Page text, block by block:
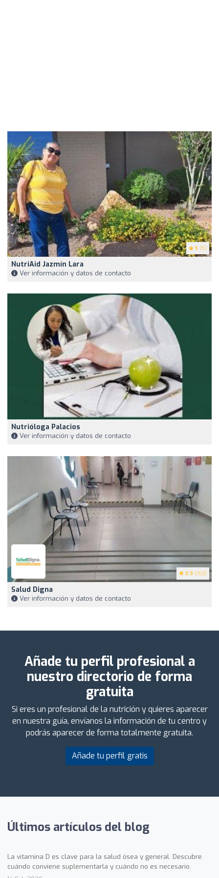
5 (5)
NutriAid Jazmín Lara
Ver información y datos de contacto
Nutrióloga Palacios
Ver información y datos de contacto
3.9 (153)
Salud Digna
Ver información y datos de contacto
Añade tu perfil profesional a
nuestro directorio de forma
gratuita
Si eres un profesional de la nutrición y quieres aparecer
en nuestra guía, envíanos la información de tu centro y
podrás aparecer de forma totalmente gratuita.
Añade tu perfil gratis
Últimos artículos del blog
La vitamina D es clave para la salud ósea y general. Descubre
cuándo conviene suplementarla y cuándo no es necesario.